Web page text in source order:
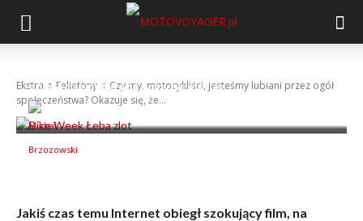
Ekstra Felietony
Czy my, motocykliści, jesteśmy lubiani przez ogół
społeczeństwa? Okazuje się, że...
społeczeństwa? Okazuje się, że…
Jakiś czas temu Internet obiegł szokujący film, na